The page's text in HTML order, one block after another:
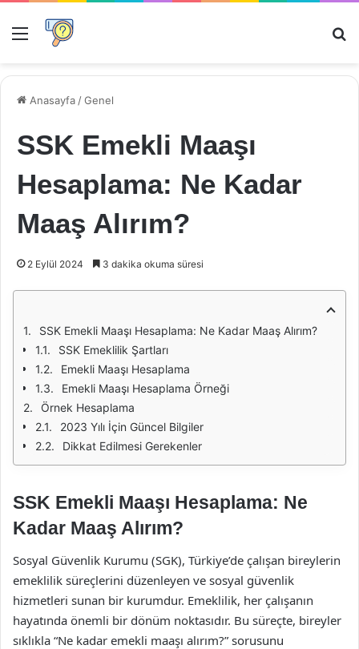
Menü
Anasayfa /Genel
SSK Emekli Maaşı
Hesaplama: Ne Kadar
Maaş Alırım?
2 Eylül 2024 3 dakika okuma süresi
SSK Emekli Maaşı Hesaplama: Ne Kadar Maaş Alırım?
SSK Emeklilik Şartları
Emekli Maaşı Hesaplama
Emekli Maaşı Hesaplama Örneği
Örnek Hesaplama
2023 Yılı İçin Güncel Bilgiler
Dikkat Edilmesi Gerekenler
SSK Emekli Maaşı Hesaplama: Ne
Kadar Maaş Alırım?
Sosyal Güvenlik Kurumu (SGK), Türkiye’de çalışan bireylerin
emeklilik süreçlerini düzenleyen ve sosyal güvenlik
hizmetleri sunan bir kurumdur. Emeklilik, her çalışanın
hayatında önemli bir dönüm noktasıdır. Bu süreçte, bireyler
sıklıkla “Ne kadar emekli maaşı alırım?” sorusunu